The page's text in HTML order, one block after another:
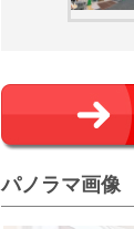
パノラマ画像